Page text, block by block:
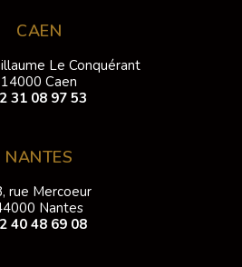
CAEN
Le Conquérant
14000 Caen
31 08 97 53
NANTES
rue Mercoeur
Nantes
40 48 69 08